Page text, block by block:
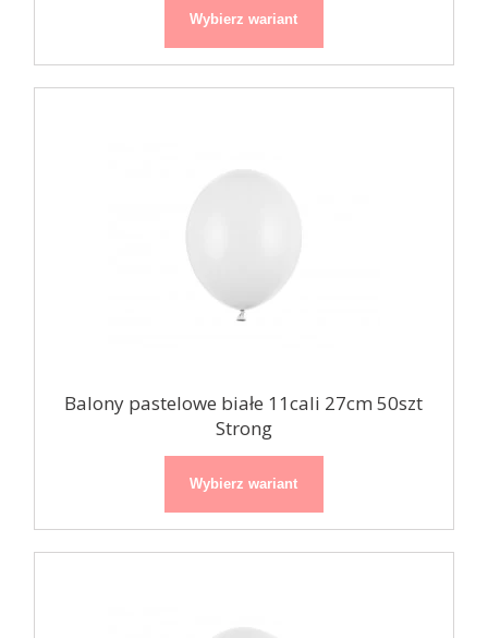
Wybierz wariant
Balony pastelowe białe 11cali 27cm 50szt
Strong
Wybierz wariant